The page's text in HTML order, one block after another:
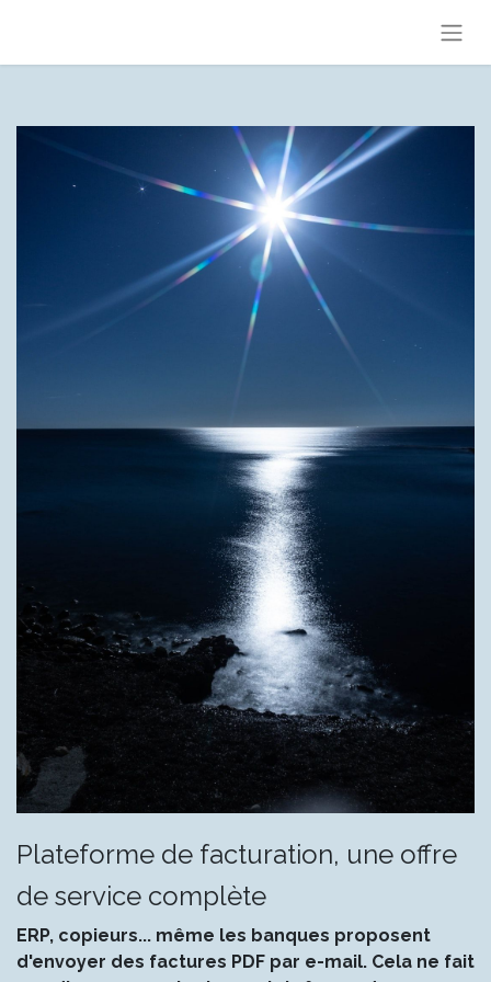
Plateforme de facturation, une offre
de service complète
ERP, copieurs... même les banques proposent
d'envoyer des factures PDF par e-mail. Cela ne fait